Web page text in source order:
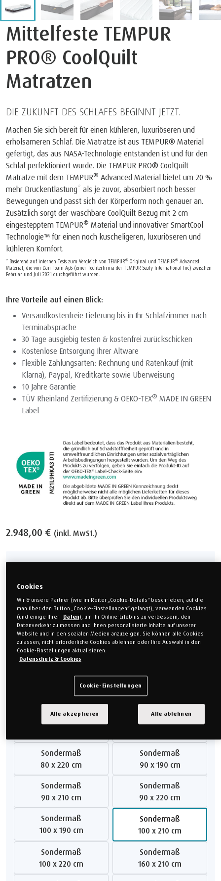
Mittelfeste TEMPUR
PRO® CoolQuilt
Matratzen
DIE ZUKUNFT DES SCHLAFES BEGINNT JETZT.
Machen Sie sich bereit für einen kühleren, luxuriöseren und
erholsameren Schlaf. Die Matratze ist aus TEMPUR® Material
gefertigt, das aus NASA-Technologie entstanden ist und für den
Schlaf perfektioniert wurde. Die TEMPUR PRO® CoolQuilt
Matratze mit dem TEMPUR® Advanced Material bietet um 20 %
mehr Druckentlastung* als je zuvor, absorbiert noch besser
Bewegungen und passt sich der Körperform noch genauer an.
Zusätzlich sorgt der waschbare CoolQuilt Bezug mit 2 cm
eingestepptem TEMPUR® Material und innovativer SmartCool
Technologie™ für einen noch kuscheligeren, luxuriöseren und
kühleren Komfort.
* Basierend auf internen Tests zum Vergleich von TEMPUR® Original und TEMPUR® Advanced
Material, die von Dan-Foam ApS (einer Tochterfirma der TEMPUR Sealy International Inc) zwischen
Februar und Juli 2021 durchgeführt wurden.
Ihre Vorteile auf einen Blick:
Versandkostenfreie Lieferung bis in Ihr Schlafzimmer nach
Terminabsprache
30 Tage ausgiebig testen & kostenfrei zurückschicken
Kostenlose Entsorgung Ihrer Altware
Flexible Zahlungsarten: Rechnung und Ratenkauf (mit
Klarna), Paypal, Kreditkarte sowie Überweisung
10 Jahre Garantie
TÜV Rheinland Zertifizierung & OEKO-TEX® MADE IN GREEN
Label
2.948,00 € (inkl. MwSt.)
Größe auswählen
80 x 200 cm
90 x 200 cm
Einzelbett
100 x 200 cm
Sondermaß
120 x 200 cm
Doppelbett
Doppelbett
180 x 200 cm
200 x 200 cm
Sondermaß
80 x 220 cm
Sondermaß
90 x 190 cm
Sondermaß
90 x 210 cm
Sondermaß
90 x 220 cm
Sondermaß
100 x 190 cm
Sondermaß
100 x 210 cm
Sondermaß
100 x 220 cm
Sondermaß
160 x 210 cm
Cookies
Wir & unsere Partner (wie im Reiter „Cookie-Details“ beschrieben, auf die
man über den Button „Cookie-Einstellungen“ gelangt), verwenden Cookies
(und einige Ihrer
Daten), um Ihr Online-Erlebnis zu verbessern, den
Datenverkehr zu messen und Ihnen personalisierte Inhalte auf unserer
Website und in den sozialen Medien anzuzeigen. Sie können alle Cookies
zulassen, nicht erforderliche Cookies ablehnen oder Ihre Auswahl in den
Cookie-Einstellungen aktualisieren.
Datenschutz & Cookies
Cookie-Einstellungen
Alle ablehnen
Alle akzeptieren